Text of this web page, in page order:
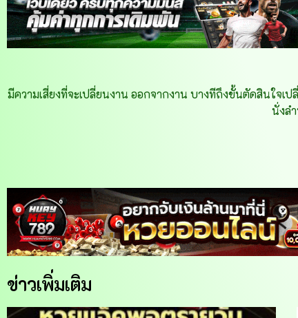
มีความเสี่ยงที่จะเปลี่ยนงาน ออกจากงาน บางทีถึงขั้นตัดสินใจเป
นั่งล
ข่าวเพิ่มเติม